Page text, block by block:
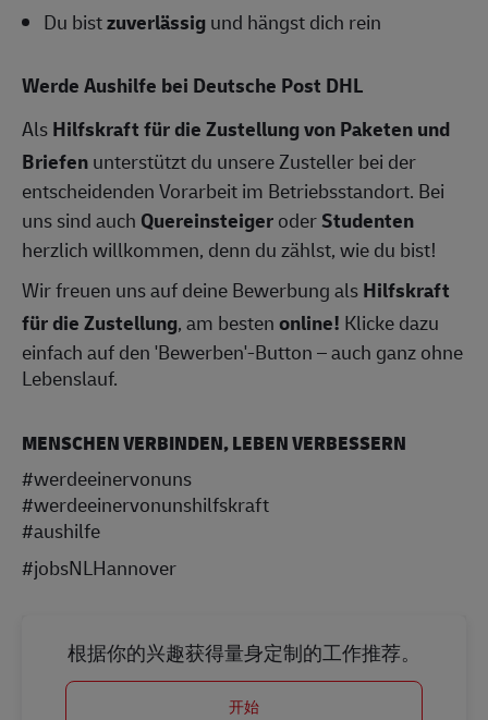
Du bistzuverlässigund hängst dich rein
Werde Aushilfe bei Deutsche Post DHL
AlsHilfskraft für die Zustellung von Paketen und
Briefenunterstützt du unsere Zusteller bei der
entscheidenden Vorarbeit im Betriebsstandort. Bei
uns sind auch QuereinsteigeroderStudenten
herzlich willkommen, denn du zählst, wie du bist!
Wir freuen uns auf deine Bewerbung alsHilfskraft
für die Zustellung, am bestenonline! Klicke dazu
einfach auf den 'Bewerben'-Button – auch ganz ohne
Lebenslauf.
MENSCHEN VERBINDEN, LEBEN VERBESSERN
#werdeeinervonuns
#werdeeinervonunshilfskraft
#aushilfe
#jobsNLHannover
根据你的兴趣获得量身定制的工作推荐。
开始